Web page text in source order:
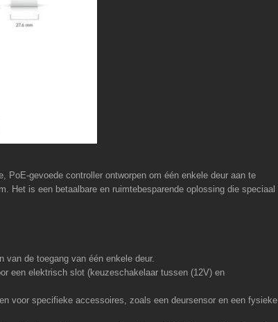
PoE-gevoede controller ontworpen om één enkele deur aan te
Het is een betaalbare en ruimtebesparende oplossing die speciaal
van de toegang van één enkele deur.
een elektrisch slot (keuzeschakelaar tussen (12V) en
voor specifieke accessoires, zoals een deursensor en een fysieke